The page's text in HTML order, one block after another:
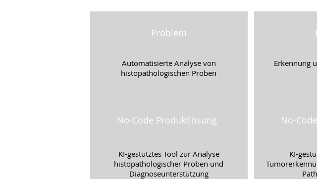
Problem
Automatisierte Analyse von
histopathologischen Proben
No-Code Produktlösung
KI-gestütztes Tool zur Analyse
histopathologischer Proben und
Diagnoseunterstützung
Erkennung
No-
KI-